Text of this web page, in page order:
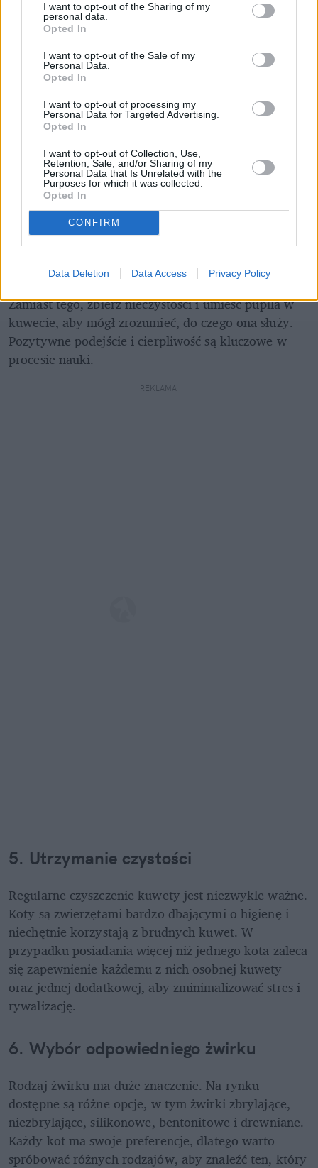
I want to opt-out of the Sharing of my
personal data.
Opted In
I want to opt-out of the Sale of my
Personal Data.
Opted In
I want to opt-out of processing my
Personal Data for Targeted Advertising.
Opted In
I want to opt-out of Collection, Use,
Retention, Sale, and/or Sharing of my
Personal Data that Is Unrelated with the
Purposes for which it was collected.
Opted In
CONFIRM
Data Deletion Data Access Privacy Policy
czuje? 9 oznak, że coś mu doskwiera
Zobacz także
psa i kota"? Spiesz się z wnioskiem
8 ras psów polecanych do domu z
kotem. Te psy dogadują się z kotami
4. Brak kar
Nigdy nie karz kota za załatwienie się poza kuwetą.
Zamiast tego, zbierz nieczystości i umieść pupila w
kuwecie, aby mógł zrozumieć, do czego ona służy.
Pozytywne podejście i cierpliwość są kluczowe w
procesie nauki.
REKLAMA
5. Utrzymanie czystości
Regularne czyszczenie kuwety jest niezwykle ważne.
Koty są zwierzętami bardzo dbającymi o higienę i
niechętnie korzystają z brudnych kuwet. W
przypadku posiadania więcej niż jednego kota zaleca
się zapewnienie każdemu z nich osobnej kuwety
oraz jednej dodatkowej, aby zminimalizować stres i
rywalizację.
6. Wybór odpowiedniego żwirku
Rodzaj żwirku ma duże znaczenie. Na rynku
dostępne są różne opcje, w tym żwirki zbrylające,
niezbrylające, silikonowe, bentonitowe i drewniane.
Każdy kot ma swoje preferencje, dlatego warto
spróbować różnych rodzajów, aby znaleźć ten, który